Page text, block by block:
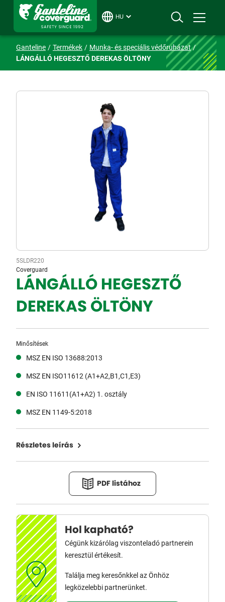
HU
Ganteline Termékek
Munka- és speciális védőruházat
LÁNGÁLLÓ HEGESZTŐ DEREKAS ÖLTÖNY
5SLDR220
Coverguard
LÁNGÁLLÓ HEGESZTŐ
DEREKAS ÖLTÖNY
Minősítések
MSZ EN ISO 13688:2013
MSZ EN ISO11612 (A1+A2,B1,C1,E3)
EN ISO 11611(A1+A2) 1. osztály
MSZ EN 1149-5:2018
Részletes leírás
PDF listához
Hol kapható?
Cégünk kizárólag viszonteladó partnerein
keresztül értékesít.
Találja meg keresőnkkel az Önhöz
legközelebbi partnerünket.